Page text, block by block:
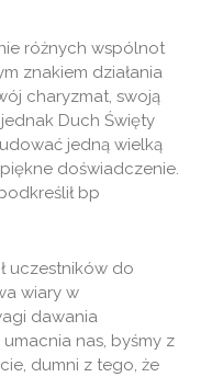
różnych wspólnot
znakiem działania
charyzmat, swoją
Duch Święty
jedną wielką
doświadczenie.
bp
uczestników do
wiary w
dawania
nas, byśmy z
dumni z tego, że